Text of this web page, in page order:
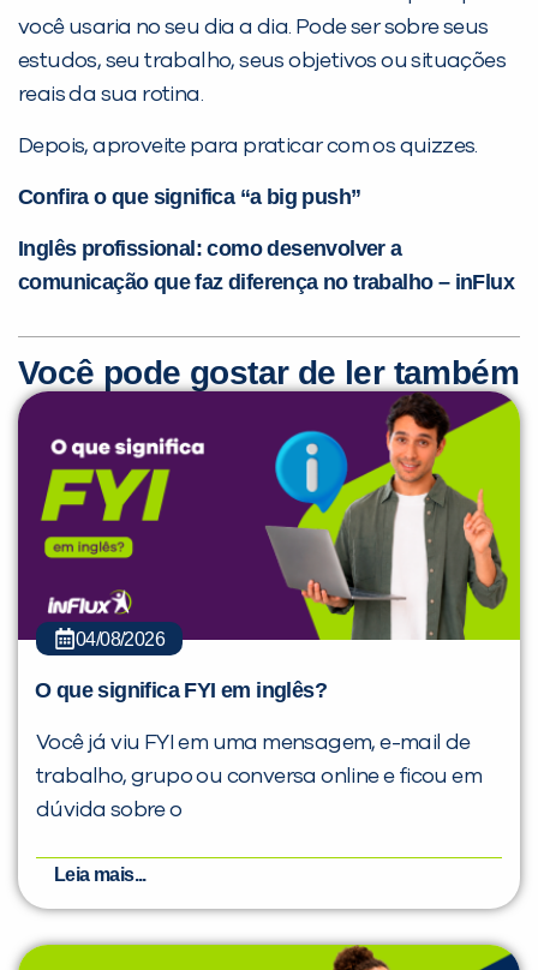
você usaria no seu dia a dia. Pode ser sobre seus
estudos, seu trabalho, seus objetivos ou situações
reais da sua rotina.
Depois, aproveite para praticar com os quizzes.
Confira o que significa “a big push”
Inglês profissional: como desenvolver a
comunicação que faz diferença no trabalho – inFlux
Você pode gostar de ler também
04/08/2026
O que significa FYI em inglês?
Você já viu FYI em uma mensagem, e-mail de
trabalho, grupo ou conversa online e ficou em
dúvida sobre o
Leia mais...